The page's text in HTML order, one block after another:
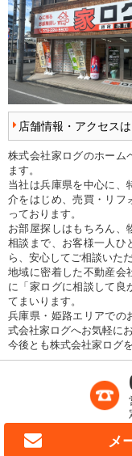
店舗情報・アクセス
株式会社家ログのホーム
ます。
当社は兵庫県を中心に、
介をはじめ、売買・リフ
っております。
お部屋探しはもちろん
相談まで、お客様一人ひ
ら、安心してご相談いた
地域に密着した不動産会
に「家ログに相談して良
てまいります。
兵庫県・姫路エリアでの
式会社家ログへお気軽に
今後とも株式会社家ログ
メ